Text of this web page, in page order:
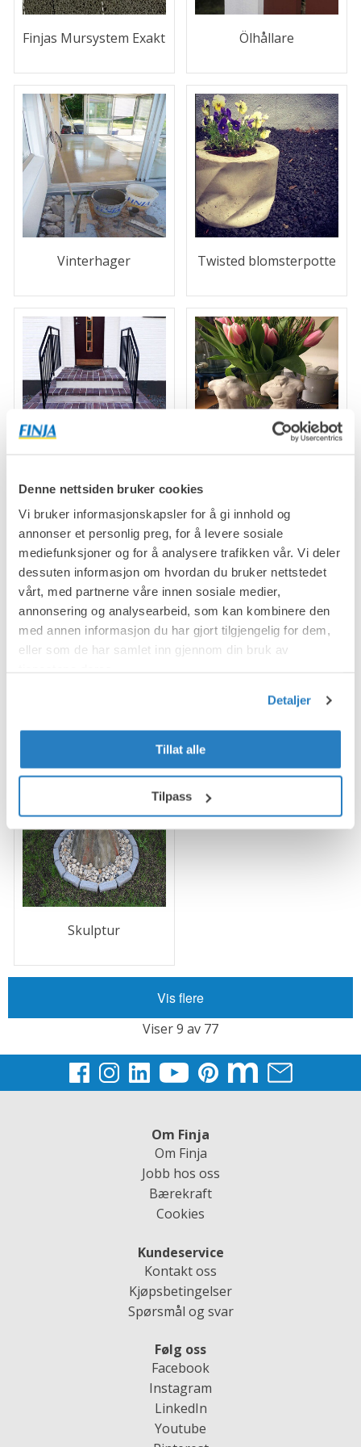
Denne nettsiden bruker cookies
Vi bruker informasjonskapsler for å gi innhold og
annonser et personlig preg, for å levere sosiale
mediefunksjoner og for å analysere trafikken vår. Vi deler
dessuten informasjon om hvordan du bruker nettstedet
vårt, med partnerne våre innen sosiale medier,
annonsering og analysearbeid, som kan kombinere den
med annen informasjon du har gjort tilgjengelig for dem,
eller som de har samlet inn gjennom din bruk av
Detaljer
Tillat alle
Tilpass
Finjas Mursystem Exakt Ölhållare
Vinterhager Twisted blomsterpotte
Trapp
Stol
Skulptur
Vis flere
Viser 9 av 77
Om Finja
Om Finja
Jobb hos oss
Bærekraft
Cookies
Kundeservice
Kontakt oss
Kjøpsbetingelser
Spørsmål og svar
Følg oss
Facebook
Instagram
LinkedIn
Youtube